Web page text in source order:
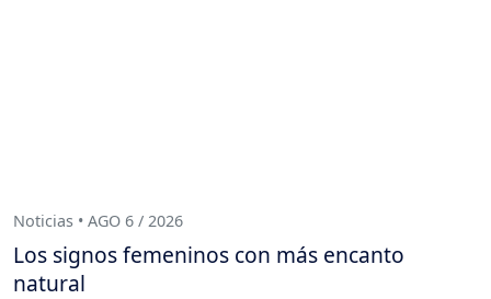
Noticias • AGO 6 / 2026
Los signos femeninos con más encanto
natural